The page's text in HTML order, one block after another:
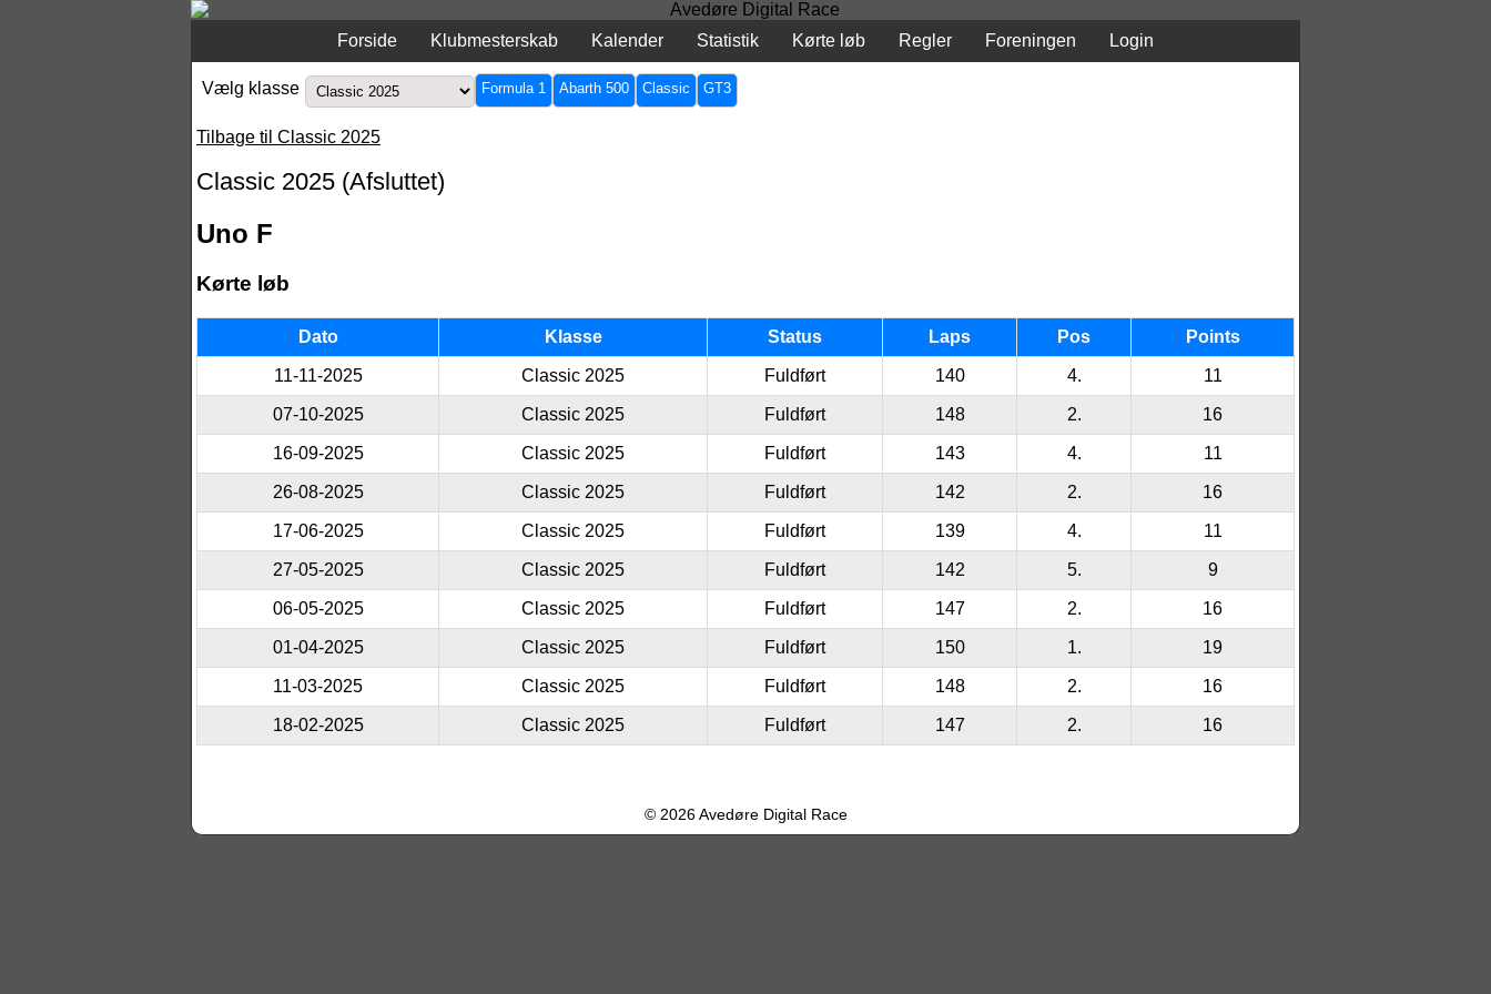
Forside Klubmesterskab Kalender Statistik Kørte løb Regler Foreningen Login
Vælg klasse Formula 1 Abarth 500 Classic GT3
Tilbage til Classic 2025
Classic 2025 (Afsluttet)
Uno F
Kørte løb
Dato Klasse Status Laps Pos Points
11-11-2025 Classic 2025 Fuldført 140 4. 11
07-10-2025 Classic 2025 Fuldført 148 2. 16
16-09-2025 Classic 2025 Fuldført 143 4. 11
26-08-2025 Classic 2025 Fuldført 142 2. 16
17-06-2025 Classic 2025 Fuldført 139 4. 11
27-05-2025 Classic 2025 Fuldført 142 5. 9
06-05-2025 Classic 2025 Fuldført 147 2. 16
01-04-2025 Classic 2025 Fuldført 150 1. 19
11-03-2025 Classic 2025 Fuldført 148 2. 16
18-02-2025 Classic 2025 Fuldført 147 2. 16
© 2026 Avedøre Digital Race